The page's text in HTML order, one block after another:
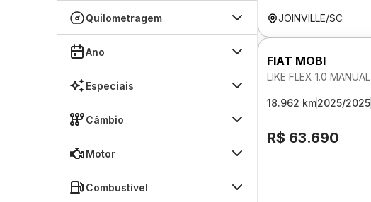
Quilometragem
Ano
Especiais
Câmbio
Motor
Combustível
JOINVILLE/SC
FIAT MOBI
LIKE FLEX 1.0 MANUAL
18.962 km2025/2025
R$ 63.690